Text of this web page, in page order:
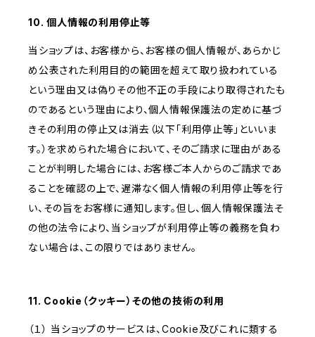
10. 個人情報の利用停止等
当ショップは、お客様から、お客様の個人情報が、あらかじ
め公表された利用目的の範囲を超えて取り扱われている
という理由又は偽りその他不正の手段により取得されたも
のであるという理由により、個人情報保護法の定めに基づ
きその利用の停止又は消去（以下「利用停止等」といいま
す。）を求められた場合において、そのご請求に理由がある
ことが判明した場合には、お客様ご本人からのご請求であ
ることを確認の上で、遅滞なく個人情報の利用停止等を行
い、その旨をお客様に通知します。但し、個人情報保護法そ
の他の法令により、当ショップが利用停止等の義務を負わ
ない場合は、この限りではありません。
11. Cookie（クッキー）その他の技術の利用
（１） 当ショップのサービスは、Cookie及びこれに類する